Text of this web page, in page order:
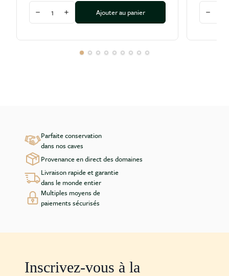
Quantité
Diminuer la quantité
Augmenter la quantité
Ajouter au panier
Quantité
Parfaite conservation
dans nos caves
Provenance en direct des domaines
Livraison rapide et garantie
dans le monde entier
Multiples moyens de
paiements sécurisés
Inscrivez-vous à la